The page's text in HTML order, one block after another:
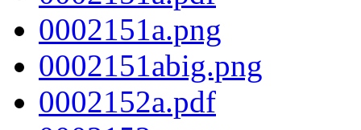
0002151a.png
0002151abig.png
0002152a.pdf